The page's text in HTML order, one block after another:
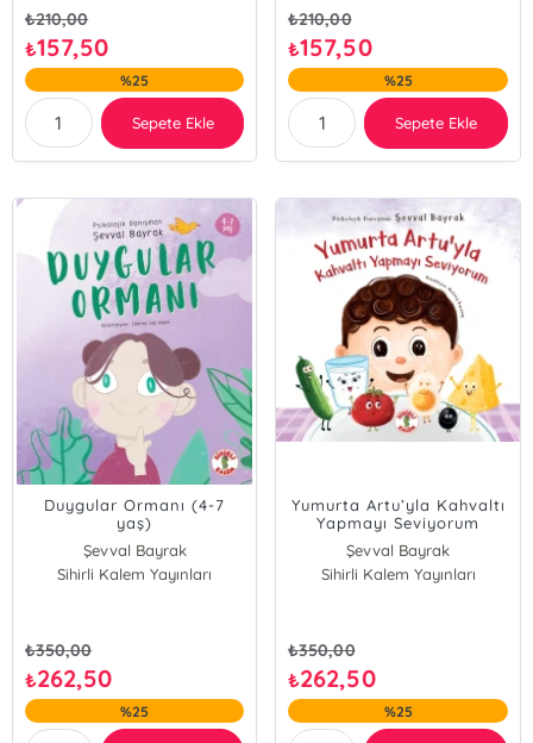
₺210,00
₺157,50
%25
Sepete Ekle
₺210,00
₺157,50
%25
Sepete Ekle
Duygular Ormanı (4-7
yaş)
Şevval Bayrak
Sihirli Kalem Yayınları
₺350,00
₺262,50
%25
Yumurta Artu’yla Kahvaltı
Yapmayı Seviyorum
Şevval Bayrak
Sihirli Kalem Yayınları
₺350,00
₺262,50
%25